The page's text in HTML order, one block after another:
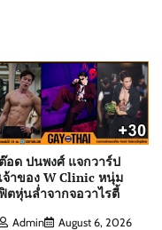
ต๊อด ปนพงศ์ แจกวาร์ป
เจ้าของ W Clinic หนุ่ม
ตหุ่นล่ำจากจอวาไรตี้
Admin
August 6, 2026